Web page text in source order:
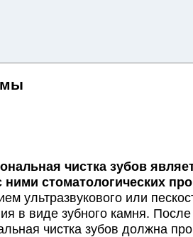
чистка зубов
ними стоматологических
ультразвукового или
в виде зубного камня.
чистка зубов должна